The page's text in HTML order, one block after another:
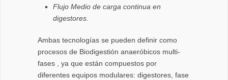
Flujo Medio de carga continua en
digestores.
Ambas tecnologías se pueden definir como
procesos de Biodigestión anaeróbicos multi-
fases , ya que están compuestos por
diferentes equipos modulares: digestores, fase